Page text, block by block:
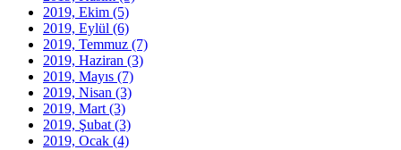
2019, Ekim (5)
2019, Eylül (6)
2019, Temmuz (7)
2019, Haziran (3)
2019, Mayıs (7)
2019, Nisan (3)
2019, Mart (3)
2019, Şubat (3)
2019, Ocak (4)